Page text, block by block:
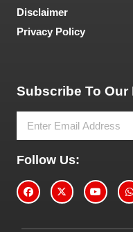
Disclaimer
Privacy Policy
Subscribe To Our
Follow Us: